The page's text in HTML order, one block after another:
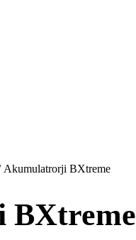
Akumulatrorji BXtreme